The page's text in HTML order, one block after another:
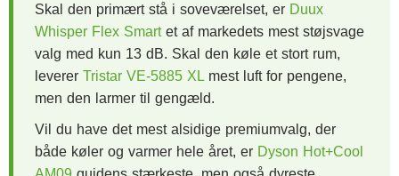
Skal den primært stå i soveværelset, er Duux
Whisper Flex Smartet af markedets mest støjsvage
valg med kun 13 dB. Skal den køle et stort rum,
leverer Tristar VE-5885 XL mest luft for pengene,
men den larmer til gengæld.
Vil du have det mest alsidige premiumvalg, der
både køler og varmer hele året, er Dyson Hot+Cool